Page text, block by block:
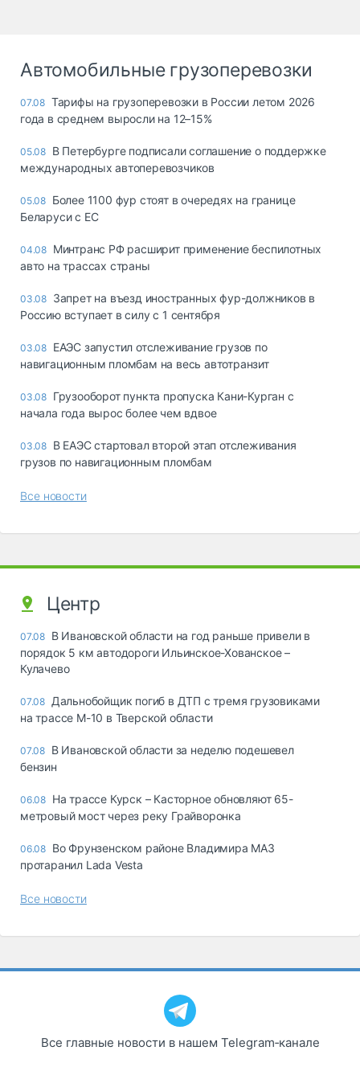
Автомобильные грузоперевозки
07.08 Тарифы на грузоперевозки в России летом 2026
года в среднем выросли на 12–15%
05.08 В Петербурге подписали соглашение о поддержке
международных автоперевозчиков
05.08 Более 1100 фур стоят в очередях на границе
Беларуси с ЕС
04.08 Минтранс РФ расширит применение беспилотных
авто на трассах страны
03.08 Запрет на въезд иностранных фур-должников в
Россию вступает в силу с 1 сентября
03.08 ЕАЭС запустил отслеживание грузов по
навигационным пломбам на весь автотранзит
03.08 Грузооборот пункта пропуска Кани-Курган с
начала года вырос более чем вдвое
03.08 В ЕАЭС стартовал второй этап отслеживания
грузов по навигационным пломбам
Все новости
Центр
07.08 В Ивановской области на год раньше привели в
порядок 5 км автодороги Ильинское-Хованское –
Кулачево
07.08 Дальнобойщик погиб в ДТП с тремя грузовиками
на трассе М-10 в Тверской области
07.08 В Ивановской области за неделю подешевел
бензин
06.08 На трассе Курск – Касторное обновляют 65-
метровый мост через реку Грайворонка
06.08 Во Фрунзенском районе Владимира МАЗ
протаранил Lada Vesta
Все новости
Все главные новости в нашем Telegram‑канале